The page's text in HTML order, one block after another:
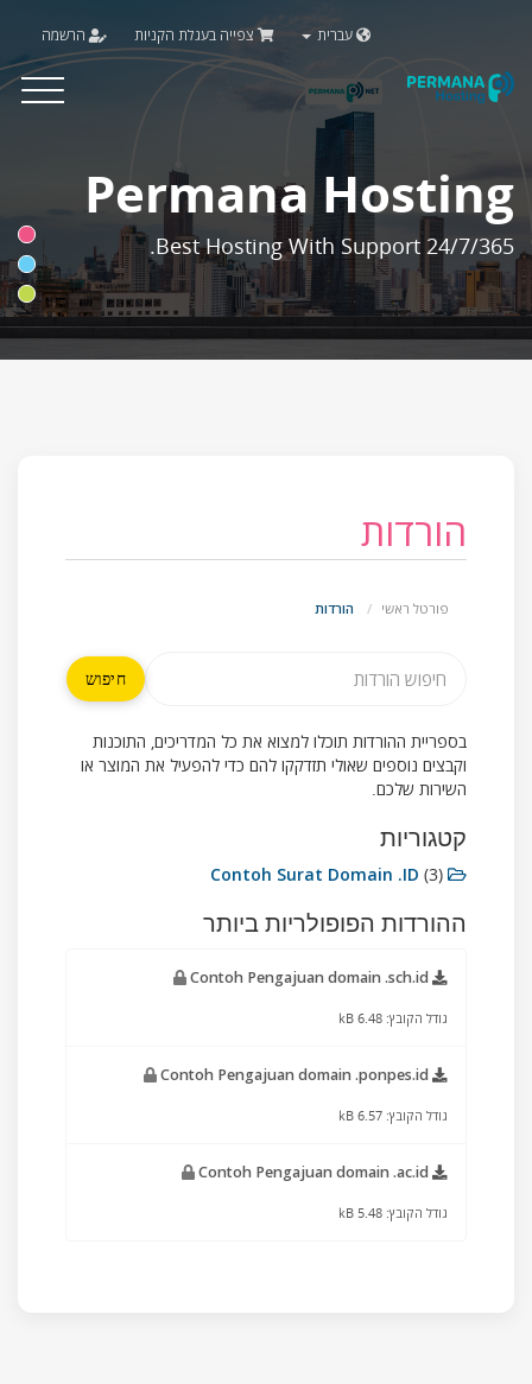
עברית צפייה בעגלת הקניות הרשמה
Toggle
Permana Hosting
Best Hosting With Support 24/7/365.
הורדות
פורטל ראשי הורדות
בספריית ההורדות תוכלו למצוא את כל המדריכים, התוכנות
וקבצים נוספים שאולי תזדקקו להם כדי להפעיל את המוצר או
השירות שלכם.
קטגוריות
Contoh Surat Domain .ID (3)
ההורדות הפופולריות ביותר
גודל הקובץ: 6.48 kB
גודל הקובץ: 6.57 kB
גודל הקובץ: 5.48 kB